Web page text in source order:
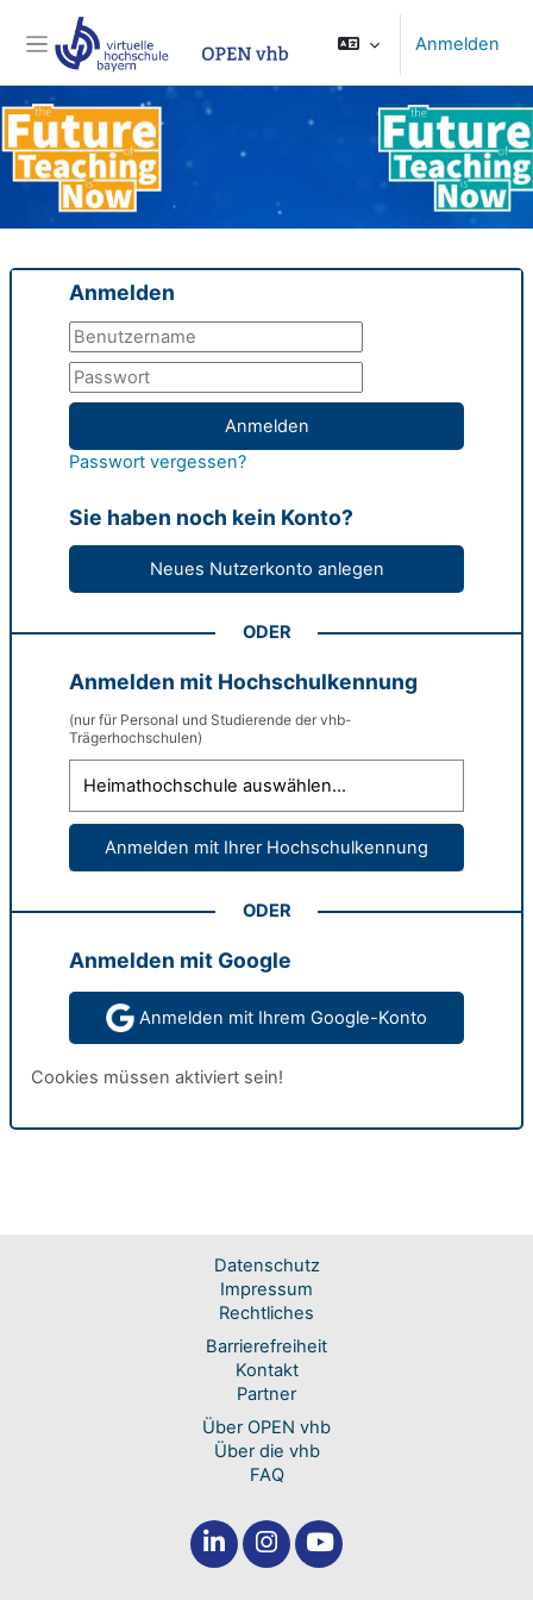
Website-Übersicht
Anmelden
Anmelden
Anmelden
Passwort vergessen?
Sie haben noch kein Konto?
ODER
Anmelden mit Hochschulkennung
(nur für Personal und Studierende der vhb-
Trägerhochschulen)
ODER
Anmelden mit Google
Anmelden mit Ihrem Google-Konto
Cookies müssen aktiviert sein!
Datenschutz
Impressum
Rechtliches
Barrierefreiheit
Kontakt
Partner
Über OPEN vhb
Über die vhb
FAQ